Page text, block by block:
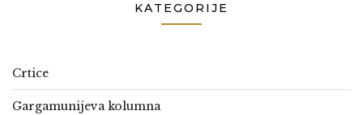
KATEGORIJE
Crtice
Gargamunijeva kolumna